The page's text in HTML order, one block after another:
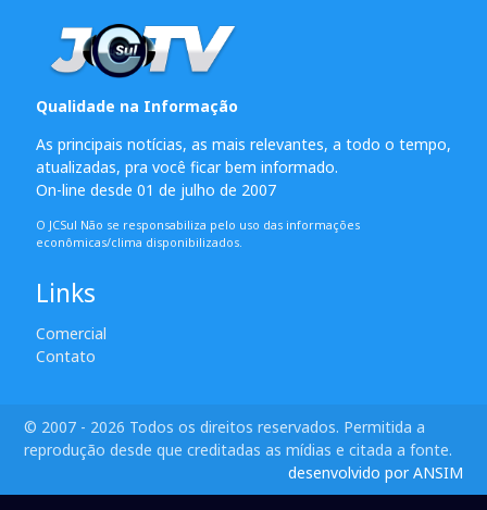
Qualidade na Informação
As principais notícias, as mais relevantes, a todo o tempo,
atualizadas, pra você ficar bem informado.
On-line desde 01 de julho de 2007
O JCSul Não se responsabiliza pelo uso das informações
econômicas/clima disponibilizados.
Links
Comercial
Contato
© 2007 - 2026 Todos os direitos reservados. Permitida a
reprodução desde que creditadas as mídias e citada a fonte.
desenvolvido por ANSIM